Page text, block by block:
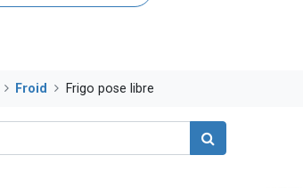
Froid Frigo pose libre